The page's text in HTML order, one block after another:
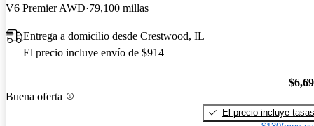
V6 Premier AWD 79,100 millas
Entrega a domicilio desde Crestwood, IL
El precio incluye envío de $914
Buena oferta
El precio incluye tasas